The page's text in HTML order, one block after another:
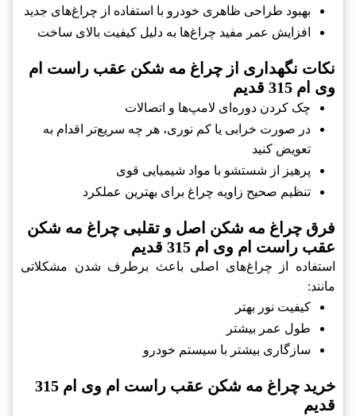
بهبود طراحی ظاهری خودرو با استفاده از چراغ‌های جدید
افزایش عمر مفید چراغ‌ها به دلیل کیفیت بالای ساخت
نکات نگهداری از چراغ مه شکن عقب راست ام
وی ام 315 قدیم
چک کردن دوره‌ای لامپ‌ها و اتصالات
در صورت خرابی یا کم نوری، هر چه سریع‌تر اقدام به
تعویض کنید
پرهیز از شستشو با مواد شیمیایی قوی
تنظیم صحیح زاویه چراغ برای بهترین عملکرد
فرق چراغ مه شکن اصل و تقلبی چراغ مه شکن
عقب راست ام وی ام 315 قدیم
استفاده از چراغ‌های اصلی باعث برطرف شدن مشکلاتی
مانند:
کیفیت نور بهتر
طول عمر بیشتر
سازگاری بیشتر با سیستم خودرو
خرید چراغ مه شکن عقب راست ام وی ام 315
قدیم